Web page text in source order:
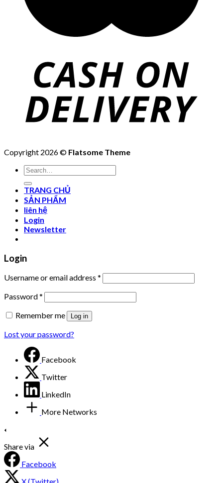
Copyright 2026 © Flatsome Theme
Search
for:
TRANG CHỦ
SẢN PHẨM
liên hệ
Login
Newsletter
Login
Username or email address *
Password*
Remember me
Log in
Lost your password?
Facebook
Twitter
LinkedIn
More Networks
Share via
Facebook